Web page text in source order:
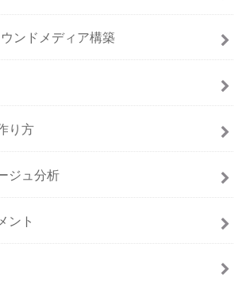
ンドメディア構築
り方
ジュ分析
ント